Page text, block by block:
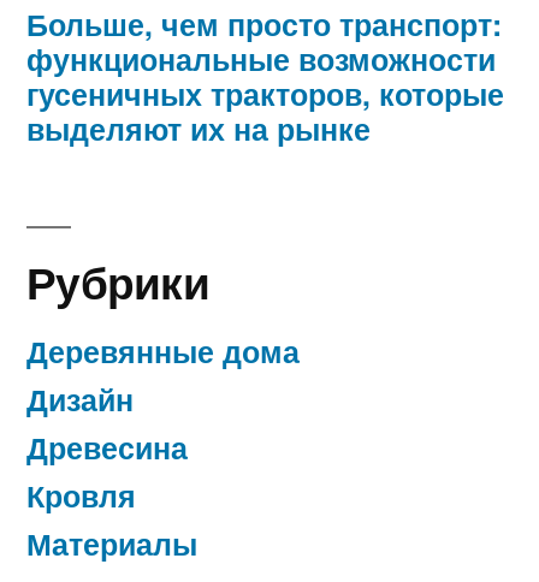
Больше, чем просто транспорт:
функциональные возможности
гусеничных тракторов, которые
выделяют их на рынке
Рубрики
Деревянные дома
Дизайн
Древесина
Кровля
Материалы